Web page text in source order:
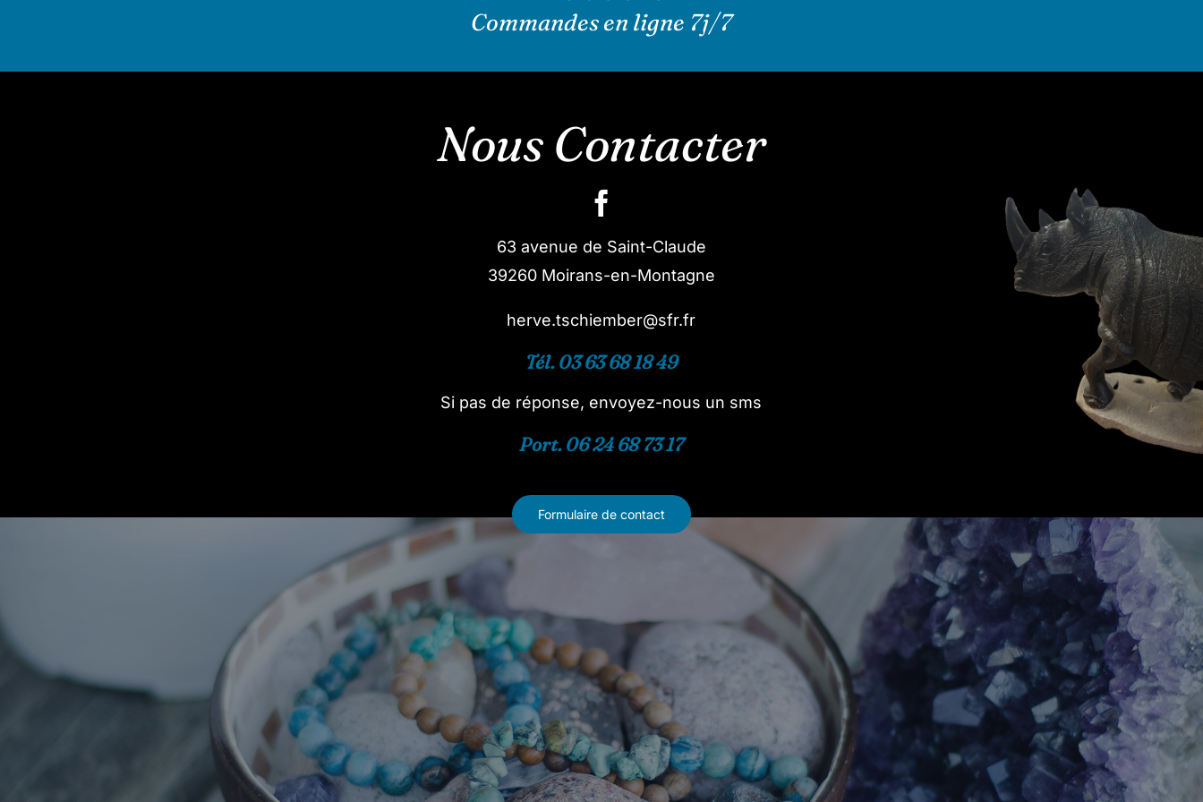
Commandes en ligne 7j/7
Nous Contacter
63 avenue de Saint-Claude
39260 Moirans-en-Montagne
herve.tschiember@sfr.fr
Tél. 03 63 68 18 49
Si pas de réponse, envoyez-nous un sms
Port. 06 24 68 73 17
Formulaire de contact